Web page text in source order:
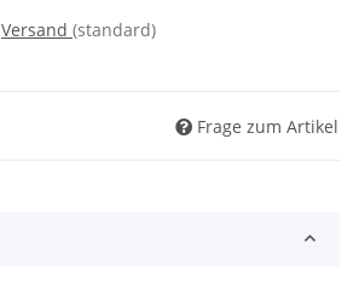
Versand (standard)
Frage zum Artikel